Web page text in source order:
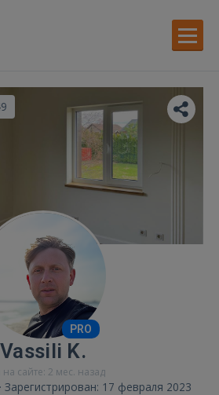
PRO
Vassili K.
сайте: 2 мес. назад
17 февраля 2023